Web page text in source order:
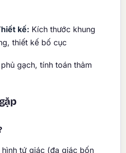
kế: Kích thước khung
thiết kế bố cục
gạch, tính toán thảm
tứ giác (đa giác bốn